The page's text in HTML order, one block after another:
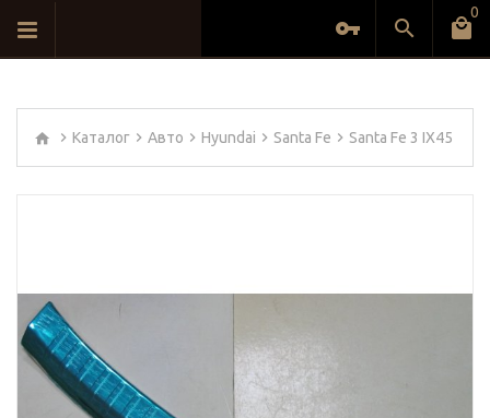
0
Каталог Авто Hyundai Santa Fe Santa Fe 3 IX45